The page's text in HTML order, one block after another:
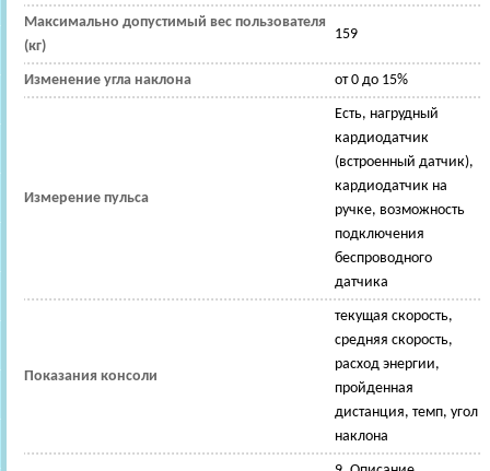
Максимально допустимый вес пользователя
(кг)
159
Изменение угла наклона от 0 до 15%
Измерение пульса
Есть, нагрудный
кардиодатчик
(встроенный датчик),
кардиодатчик на
ручке, возможность
подключения
беспроводного
датчика
Показания консоли
текущая скорость,
средняя скорость,
расход энергии,
пройденная
дистанция, темп, угол
наклона